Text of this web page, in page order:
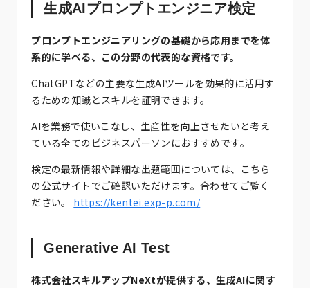
生成AIプロンプトエンジニア検定
プロンプトエンジニアリングの基礎から応用までを体
系的に学べる、この分野の代表的な資格です。
ChatGPTなどの主要な生成AIツールを効果的に活用す
るための知識とスキルを証明できます。
AIを業務で使いこなし、生産性を向上させたいと考え
ている全てのビジネスパーソンにおすすめです。
検定の最新情報や詳細な出題範囲については、こちら
の公式サイトでご確認いただけます。合わせてご覧く
ださい。 https://kentei.exp-p.com/
Generative AI Test
株式会社スキルアップNeXtが提供する、生成AIに関す